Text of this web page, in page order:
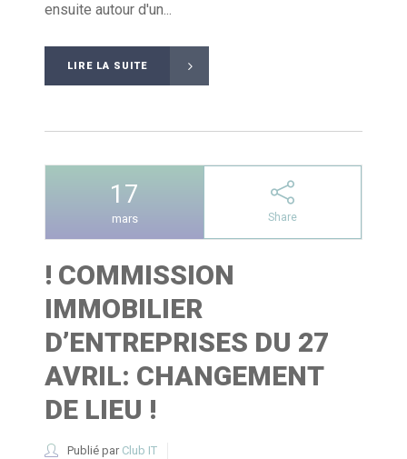
ensuite autour d'un...
LIRE LA SUITE
17
mars Share
! COMMISSION
IMMOBILIER
D’ENTREPRISES DU 27
AVRIL: CHANGEMENT
DE LIEU !
Publié par Club IT